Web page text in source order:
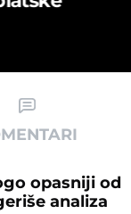
opasniji od
analiza